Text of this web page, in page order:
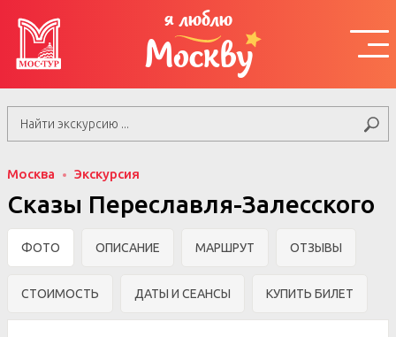
я люблю
Москву
Москва Экскурсия
Сказы Переславля-Залесского
ФОТО ОПИСАНИЕ МАРШРУТ ОТЗЫВЫ
СТОИМОСТЬ ДАТЫ И СЕАНСЫ КУПИТЬ БИЛЕТ